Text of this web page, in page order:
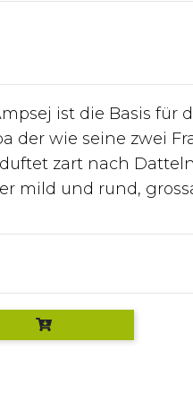
ist die Basis für
der wie seine zwei
zart nach
mild und rund,